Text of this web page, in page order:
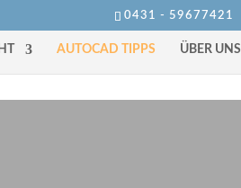
0431 - 59677421
AUTOCAD TIPPS ÜBER UNS